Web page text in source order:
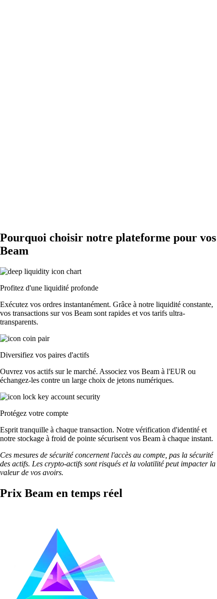
Pourquoi choisir notre plateforme pour vos
Beam
Profitez d'une liquidité profonde
Exécutez vos ordres instantanément. Grâce à notre liquidité constante,
vos transactions sur vos Beam sont rapides et vos tarifs ultra-
transparents.
Diversifiez vos paires d'actifs
Ouvrez vos actifs sur le marché. Associez vos Beam à l'EUR ou
échangez-les contre un large choix de jetons numériques.
Protégez votre compte
Esprit tranquille à chaque transaction. Notre vérification d'identité et
notre stockage à froid de pointe sécurisent vos Beam à chaque instant.
Ces mesures de sécurité concernent l'accès au compte, pas la sécurité
des actifs. Les crypto-actifs sont risqués et la volatilité peut impacter la
valeur de vos avoirs.
Prix Beam en temps réel